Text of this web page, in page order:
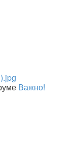
Важно!